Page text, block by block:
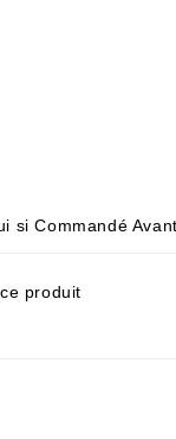
si Commandé
produit